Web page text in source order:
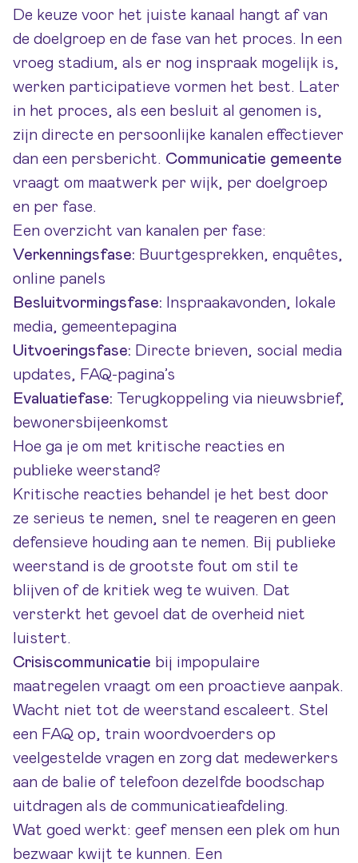
De keuze voor het juiste kanaal hangt af van
de doelgroep en de fase van het proces. In een
vroeg stadium, als er nog inspraak mogelijk is,
werken participatieve vormen het best. Later
in het proces, als een besluit al genomen is,
zijn directe en persoonlijke kanalen effectiever
dan een persbericht. Communicatie gemeente
vraagt om maatwerk per wijk, per doelgroep
en per fase.
Een overzicht van kanalen per fase:
Verkenningsfase: Buurtgesprekken, enquêtes,
online panels
Besluitvormingsfase: Inspraakavonden, lokale
media, gemeentepagina
Uitvoeringsfase: Directe brieven, social media
updates, FAQ-pagina’s
Evaluatiefase: Terugkoppeling via nieuwsbrief,
bewonersbijeenkomst
Hoe ga je om met kritische reacties en
publieke weerstand?
Kritische reacties behandel je het best door
ze serieus te nemen, snel te reageren en geen
defensieve houding aan te nemen. Bij publieke
weerstand is de grootste fout om stil te
blijven of de kritiek weg te wuiven. Dat
versterkt het gevoel dat de overheid niet
luistert.
Crisiscommunicatie bij impopulaire
maatregelen vraagt om een proactieve aanpak.
Wacht niet tot de weerstand escaleert. Stel
een FAQ op, train woordvoerders op
veelgestelde vragen en zorg dat medewerkers
aan de balie of telefoon dezelfde boodschap
uitdragen als de communicatieafdeling.
Wat goed werkt: geef mensen een plek om hun
bezwaar kwijt te kunnen. Een